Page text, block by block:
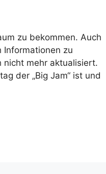
zu bekommen. Auch
Informationen zu
nicht mehr aktualisiert.
der „Big Jam“ ist und